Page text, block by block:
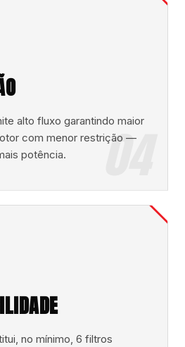
04
alto fluxo garantindo maior
com menor restrição —
potência.
no mínimo, 6 filtros